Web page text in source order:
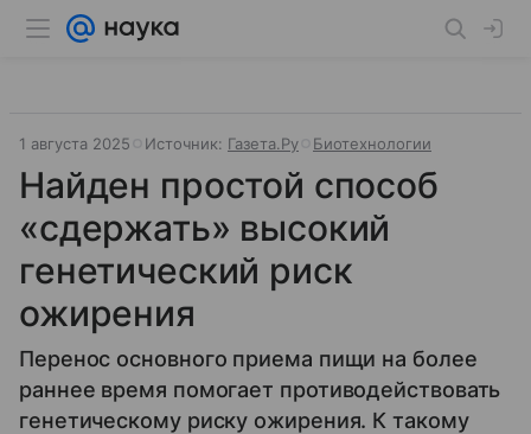
1 августа 2025 Источник: Газета.Ру Биотехнологии
Найден простой способ
«сдержать» высокий
генетический риск
ожирения
Перенос основного приема пищи на более
раннее время помогает противодействовать
генетическому риску ожирения. К такому